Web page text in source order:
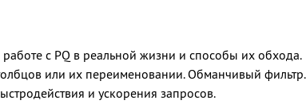
с PQ в реальной жизни и способы их обхода.
или их переименовании. Обманчивый фильтр.
и ускорения запросов.